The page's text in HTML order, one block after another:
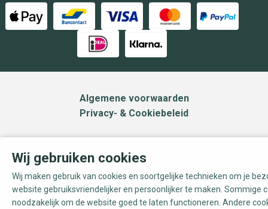
Algemene voorwaarden
Privacy- & Cookiebeleid
Wij gebruiken cookies
Wij maken gebruik van cookies en soortgelijke technieken om je
website gebruiksvriendelijker en persoonlijker te maken. Sommige
noodzakelijk om de website goed te laten functioneren. Andere